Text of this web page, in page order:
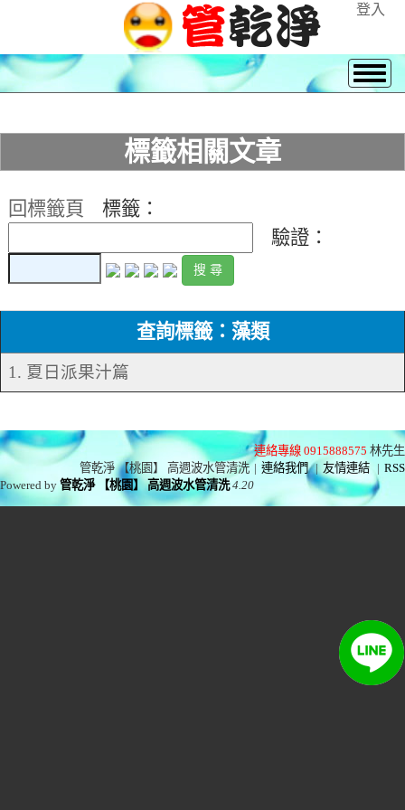
登入
標籤相關文章
回標籤頁
標籤：
驗證：
查詢標籤：藻類
1. 夏日派果汁篇
連絡專線 0915888575 林先生
管乾淨 【桃園】 高週波水管清洗 | 連絡我們 | 友情連結 | RSS
Powered by管乾淨 【桃園】 高週波水管清洗 4.20